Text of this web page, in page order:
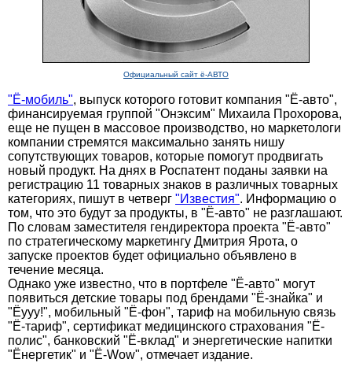
Официальный сайт ё-АВТО
"Ё-мобиль", выпуск которого готовит компания "Ё-авто",
финансируемая группой "Онэксим" Михаила Прохорова,
еще не пущен в массовое производство, но маркетологи
компании стремятся максимально занять нишу
сопутствующих товаров, которые помогут продвигать
новый продукт. На днях в Роспатент поданы заявки на
регистрацию 11 товарных знаков в различных товарных
категориях, пишут в четверг "Известия". Информацию о
том, что это будут за продукты, в "Ё-авто" не разглашают.
По словам заместителя гендиректора проекта "Ё-авто"
по стратегическому маркетингу Дмитрия Ярота, о
запуске проектов будет официально объявлено в
течение месяца.
Однако уже известно, что в портфеле "Ё-авто" могут
появиться детские товары под брендами "Ё-знайка" и
"Ёууу!", мобильный "Ё-фон", тариф на мобильную связь
"Ё-тариф", сертификат медицинского страхования "Ё-
полис", банковский "Ё-вклад" и энергетические напитки
"Ёнергетик" и "Ё-Wow", отмечает издание.